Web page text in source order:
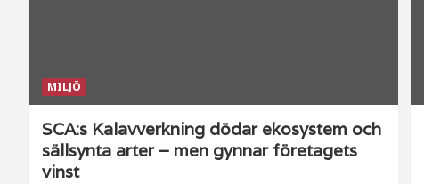
MILJÖ
SCA:s Kalavverkning dödar ekosystem och
sällsynta arter – men gynnar företagets
vinst